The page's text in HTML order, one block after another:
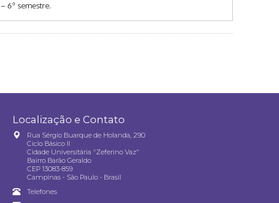
6º semestre.
Localização e Contato
Rua Sérgio Buarque de Holanda, 290
Ciclo Básico II
Cidade Universitária "Zeferino Vaz"
Bairro Barão Geraldo
CEP 13083-859
Campinas - São Paulo - Brasil
Telefones